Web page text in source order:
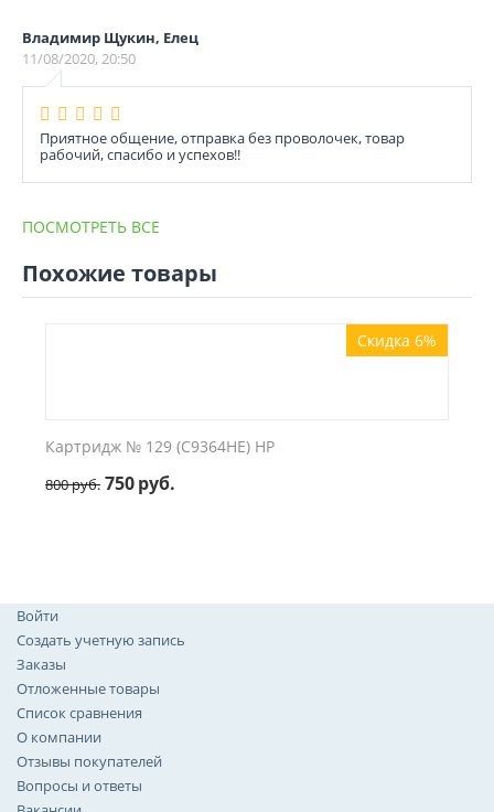
Владимир Щукин, Елец
11/08/2020, 20:50
Приятное общение, отправка без проволочек, товар
рабочий, спасибо и успехов!!
ПОСМОТРЕТЬ ВСЕ
Похожие товары
Скидка 6%
Картридж № 129 (C9364HE) HP
800руб. 750руб.
Войти
Создать учетную запись
Заказы
Отложенные товары
Список сравнения
О компании
Отзывы покупателей
Вопросы и ответы